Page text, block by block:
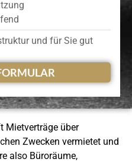
und für Sie gut
Mietverträge über
Zwecken vermietet und
also Büroräume,